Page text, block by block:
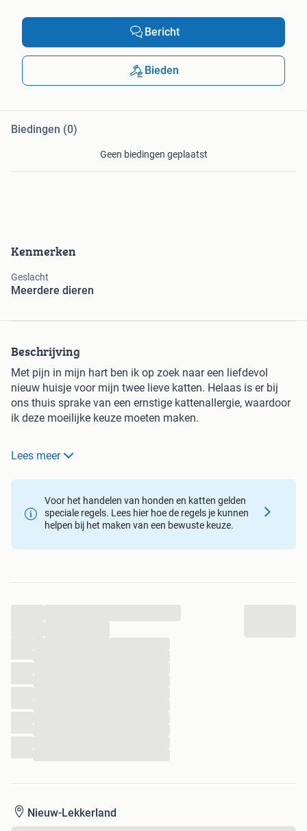
Kenmerken
Geslacht
Meerdere dieren
Beschrijving
Met pijn in mijn hart ben ik op zoek naar een liefdevol
nieuw huisje voor mijn twee lieve katten. Helaas is er bij
ons thuis sprake van een ernstige kattenallergie, waardoor
ik deze moeilijke keuze moeten maken.
Mijn katten zijn gewend aan aandacht en een warm thuis.
Ik gunnen ze een plek waar ze veel liefde, rust en goede
verzorging krijgen. Het liefst plaatsen we ze samen, omdat
ze aan elkaar gehecht zijn maar ze mogen ook allebei naar
een nieuw huisje. Het zijn binnen katten en gewend aan
kinderen en niet aan honden.
Lees meer
Voor het handelen van honden en katten gelden
speciale regels. Lees hier hoe de regels je kunnen
helpen bij het maken van een bewuste keuze.
Nieuw-Lekkerland
Bericht
Bieden
Biedingen (0)
Geen biedingen geplaatst